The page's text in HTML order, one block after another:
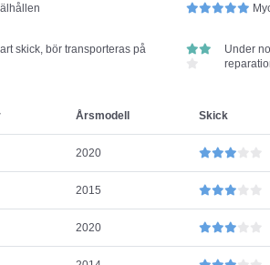
skick, bör transporteras på
Under
Årsmodell Skick
2020
2015
2020